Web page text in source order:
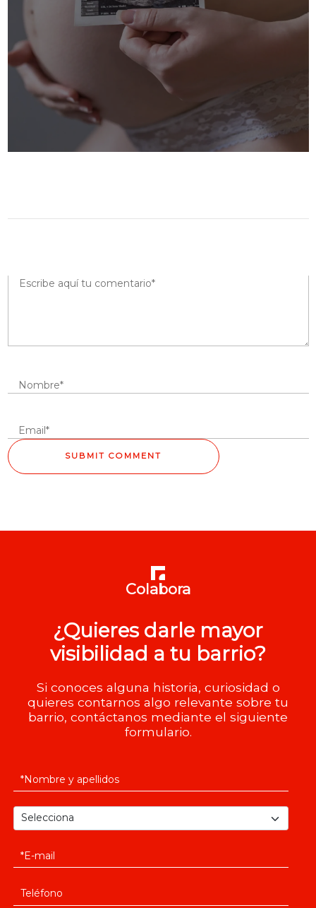
Colabora
¿Quieres darle mayor
visibilidad a tu barrio?
Si conoces alguna historia, curiosidad o
quieres contarnos algo relevante sobre tu
barrio, contáctanos mediante el siguiente
formulario.